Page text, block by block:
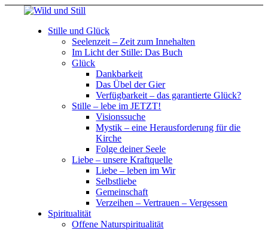
Stille und Glück
Seelenzeit – Zeit zum Innehalten
Im Licht der Stille: Das Buch
Glück
Dankbarkeit
Das Übel der Gier
Verfügbarkeit – das garantierte Glück?
Stille – lebe im JETZT!
Visionssuche
Mystik – eine Herausforderung für die
Kirche
Folge deiner Seele
Liebe – unsere Kraftquelle
Liebe – leben im Wir
Selbstliebe
Gemeinschaft
Verzeihen – Vertrauen – Vergessen
Spiritualität
Offene Naturspiritualität